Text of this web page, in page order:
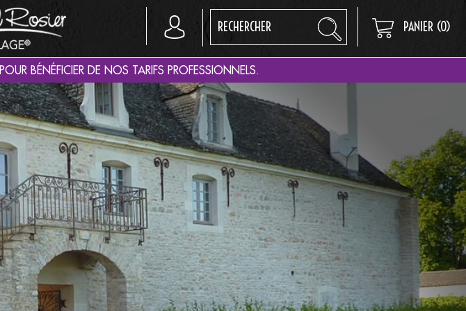
PANIER (0)
POUR BÉNÉFICIER DE NOS TARIFS PROFESSIONNELS.